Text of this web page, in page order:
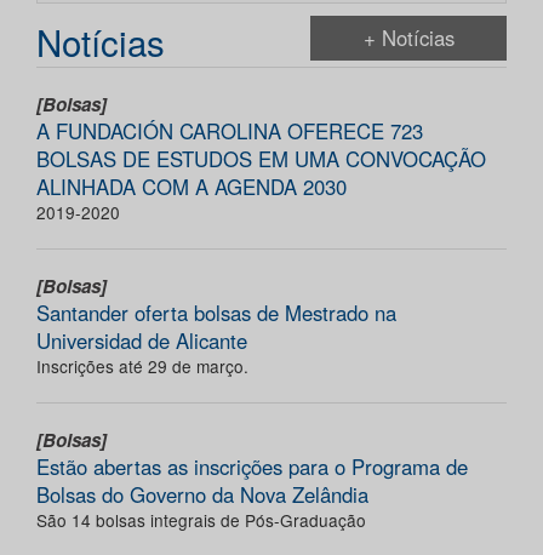
Notícias + Notícias
[Bolsas]
A FUNDACIÓN CAROLINA OFERECE 723
BOLSAS DE ESTUDOS EM UMA CONVOCAÇÃO
ALINHADA COM A AGENDA 2030
2019-2020
[Bolsas]
Santander oferta bolsas de Mestrado na
Universidad de Alicante
Inscrições até 29 de março.
[Bolsas]
Estão abertas as inscrições para o Programa de
Bolsas do Governo da Nova Zelândia
São 14 bolsas integrais de Pós-Graduação